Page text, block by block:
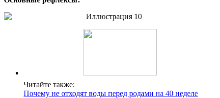
Читайте также:
Почему не отходят воды перед родами на 40 неделе